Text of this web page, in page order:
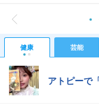
健康 芸能
アトピーで